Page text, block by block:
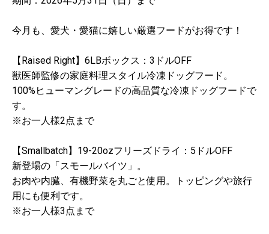
今月も、愛犬・愛猫に嬉しい厳選フードがお得です！
【Raised Right】6LBボックス：3ドルOFF
獣医師監修の家庭料理スタイル冷凍ドッグフード。
100%ヒューマングレードの高品質な冷凍ドッグフードで
す。
※お一人様2点まで
【Smallbatch】19-20ozフリーズドライ：5ドルOFF
新登場の「スモールバイツ」。
お肉や内臓、有機野菜を丸ごと使用。トッピングや旅行
用にも便利です。
※お一人様3点まで